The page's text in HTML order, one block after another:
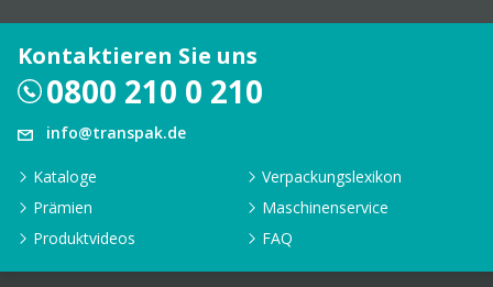
Kontaktieren Sie uns
0800 210 0 210
info@transpak.de
Kataloge
Verpackungslexikon
Prämien
Maschinenservice
Produktvideos
FAQ